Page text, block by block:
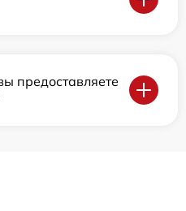
предоставляете